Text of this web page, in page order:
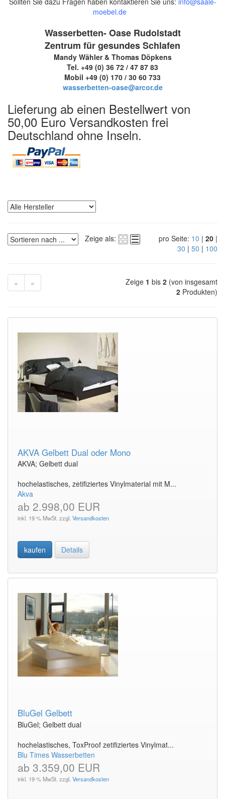
moebel.de
Wasserbetten- Oase Rudolstadt
Zentrum für gesundes Schlafen
Mandy Wähler & Thomas Döpkens
Tel. +49 (0) 36 72 / 47 87 83
Mobil +49 (0) 170 / 30 60 733
wasserbetten-oase@arcor.de
Lieferung ab einen Bestellwert von
50,00 Euro Versandkosten frei
Deutschland ohne Inseln.
Zeige als: pro Seite: 10 | 20|
30 | 50 | 100
« » Zeige 1 bis 2 (von insgesamt
2 Produkten)
AKVA Gelbett Dual oder Mono
AKVA; Gelbett dual
hochelastisches, zetifiziertes Vinylmaterial mit M...
Akva
ab 2.998,00 EUR
inkl. 19 % MwSt. zzgl. Versandkosten
kaufen Details
BluGel Gelbett
BluGel; Gelbett dual
hochelastisches, ToxProof zetifiziertes Vinylmat...
Blu Times Wasserbetten
ab 3.359,00 EUR
inkl. 19 % MwSt. zzgl. Versandkosten